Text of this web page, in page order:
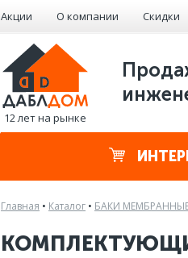
Акции О компании Скидки
12 лет на рынке
Главная • Каталог • БАКИ